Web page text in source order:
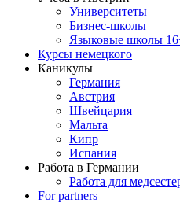
Университеты
Бизнес-школы
Языковые школы
Курсы немецкого
Каникулы
Германия
Австрия
Швейцария
Мальта
Кипр
Испания
Работа в Германии
Работа для
For partners